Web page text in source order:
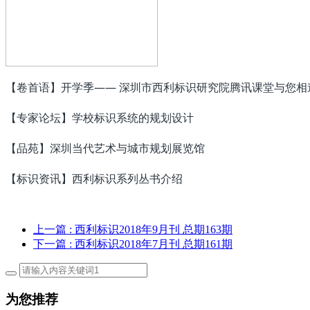
【卷首语】开学季―― 深圳市西利标识研究院腾讯课堂与您相
【专家论坛】学校标识系统的规划设计
【品苑】深圳当代艺术与城市规划展览馆
【标识资讯】西利标识系列丛书介绍
上一篇 : 西利标识2018年9月刊 总期163期
下一篇 : 西利标识2018年7月刊 总期161期
为您推荐